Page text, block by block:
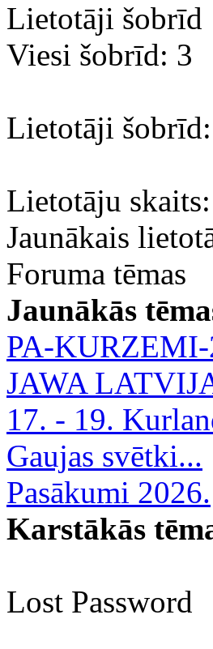
Lietotāji šobrīd
Viesi šobrīd: 3
Lietotāji
Lietotāju
Jaunākais
Foruma tēmas
Jaunākās
PA-
JAWA
17. - 19.
Gaujas svētki...
Pasākumi 2026.
Karstākās
Lost Password